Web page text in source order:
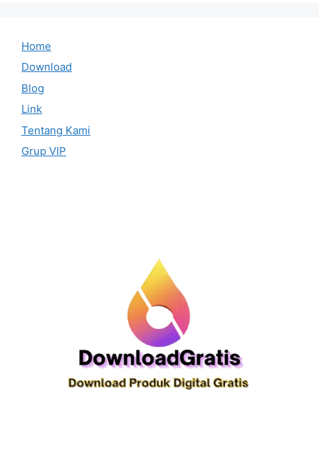
Home
Download
Blog
Link
Tentang Kami
Grup VIP